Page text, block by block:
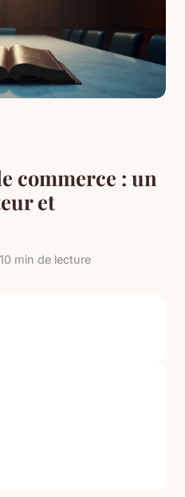
commerce : un
et
10 min de lecture